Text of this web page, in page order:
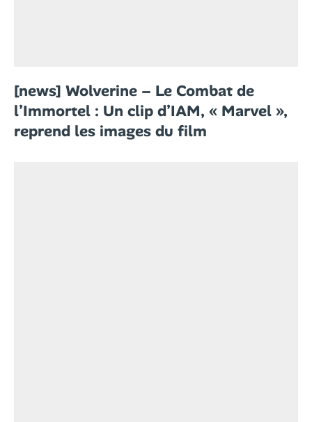
[news] Wolverine – Le Combat de
l’Immortel : Un clip d’IAM, « Marvel »,
reprend les images du film